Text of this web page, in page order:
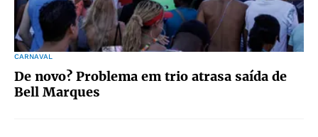
CARNAVAL
De novo? Problema em trio atrasa saída de
Bell Marques